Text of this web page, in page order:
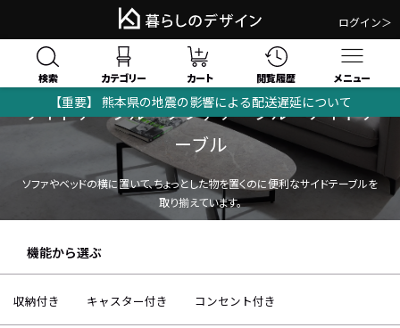
ログイン＞
検索 カテゴリー カート 閲覧履歴 メニュー
【重要】 熊本県の地震の影響による配送遅延について
サイドテーブル・ソファテーブル・ナイトテ
ーブル
ソファやベッドの横に置いて、ちょっとした物を置くのに便利なサイドテーブルを
取り揃えています。
機能から選ぶ
収納付き キャスター付き コンセント付き